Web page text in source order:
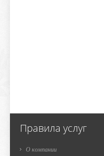
Правила услуг
О компании